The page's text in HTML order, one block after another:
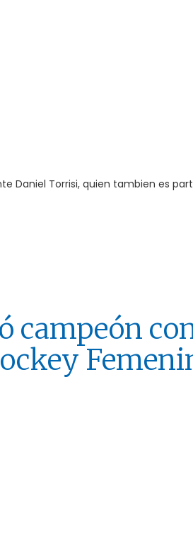
Daniel Torrisi, quien tambien es
campeón